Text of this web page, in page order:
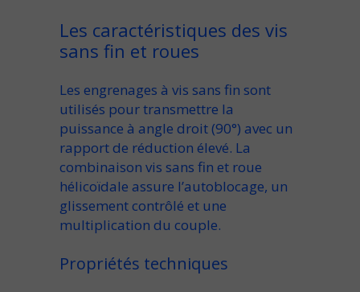
Les caractéristiques des vis
sans fin et roues
Les engrenages à vis sans fin sont
utilisés pourtransmettre la
puissance à angle droit (90°) avec un
rapport de réduction élevé. La
combinaison vis sans fin et roue
hélicoïdale assure l’autoblocage, un
glissement contrôlé et une
multiplication du couple.
Propriétés techniques